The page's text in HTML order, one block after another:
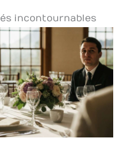
incontournables